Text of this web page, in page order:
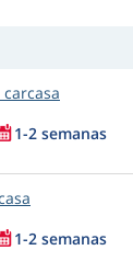
1-2 semanas
1-2 semanas